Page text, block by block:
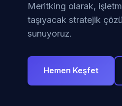
Meritking olarak,
taşıyacak stratejik
sunuyoruz.
Hemen Keşfet